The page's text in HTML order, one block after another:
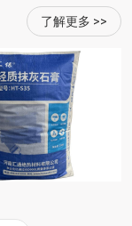
了解更多 >>